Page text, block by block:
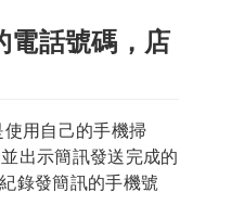
電話號碼，店
用自己的手機掃
出示簡訊發送完成的
錄發簡訊的手機號